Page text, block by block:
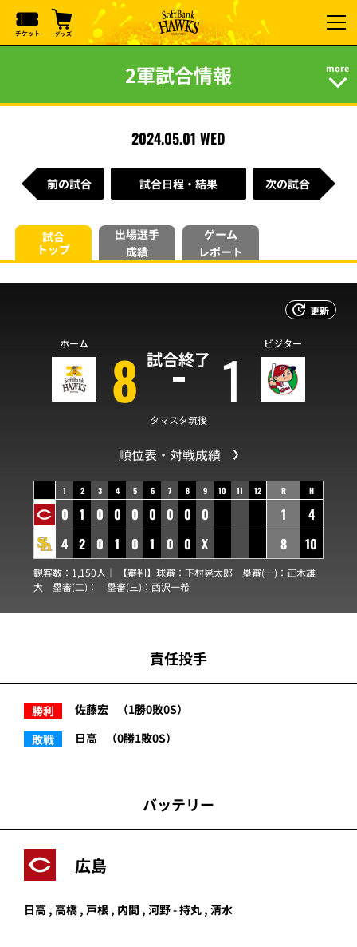
2軍試合情報
2024.05.01 WED
前の試合 試合日程・結果 次の試合
試合
トップ
出場選手
成績
ゲーム
レポート
更新
試合終了
ホーム 8 1 ビジター
タマスタ筑後
順位表・対戦成績
1 2 3 4 5 6 7 8 9 10 11 12
0 1 0 0 0 0 0 0 0
4 2 0 1 0 1 0 0 X
R H
1
4
8
10
観客数：1,150人｜ 【審判】球審： 下村晃太郎 塁審(一)： 正木雄
大 塁審(二)： 塁審(三)： 西沢一希
責任投手
勝利 佐藤宏
（1勝0敗0S）
敗戦
日高 （0勝1敗0S）
バッテリー
広島
日高 , 高橋 , 戸根 , 内間 , 河野 - 持丸 , 清水